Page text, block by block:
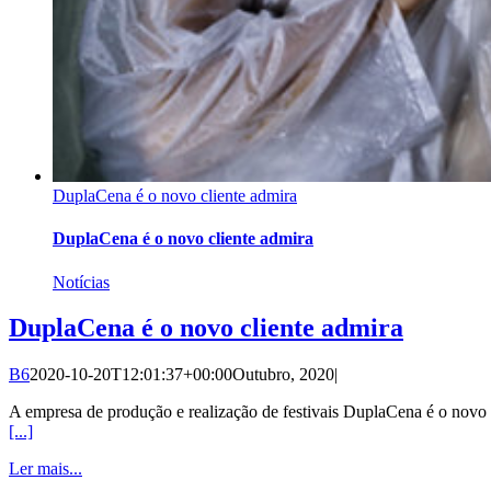
DuplaCena é o novo cliente admira
DuplaCena é o novo cliente admira
Notícias
DuplaCena é o novo cliente admira
B62020-10-20T12:01:37+00:00Outubro, 2020|
A empresa de produção e realização de festivais DuplaCena é o
[...]
Ler mais...